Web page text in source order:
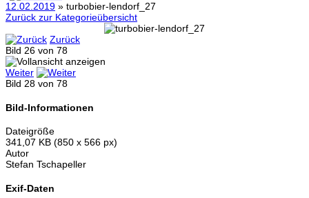
12.02.2019 » turbobier-lendorf_27
Zurück zur Kategorieübersicht
Zurück
Bild 26 von 78
Weiter
Bild 28 von 78
Bild-Informationen
Dateigröße
341,07 KB (850 x 566 px)
Autor
Stefan Tschapeller
Exif-Daten